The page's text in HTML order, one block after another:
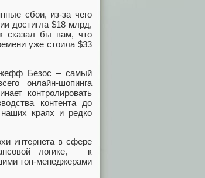
cбои, из-за чего
достигла $18 млрд,
сказал бы вам, что
уже стоила $33
Безос – самый
онлайн-шопинга
контролировать
контента до
краях и редко
интернета в сфере
логике, – к
топ-менеджерами